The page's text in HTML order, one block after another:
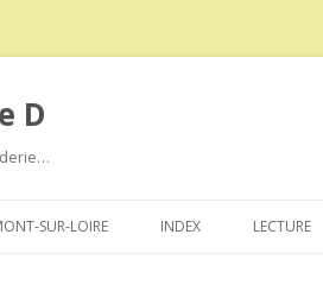
D
au
SUR-LOIRE INDEX LECTURE